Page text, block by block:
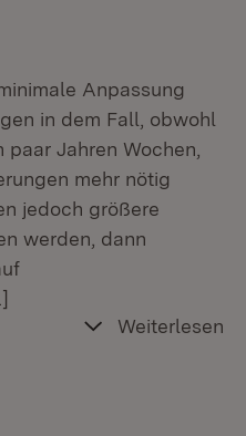
Anpassung
in dem Fall, obwohl
Jahren Wochen,
mehr nötig
jedoch größere
werden, dann
Weiterlesen